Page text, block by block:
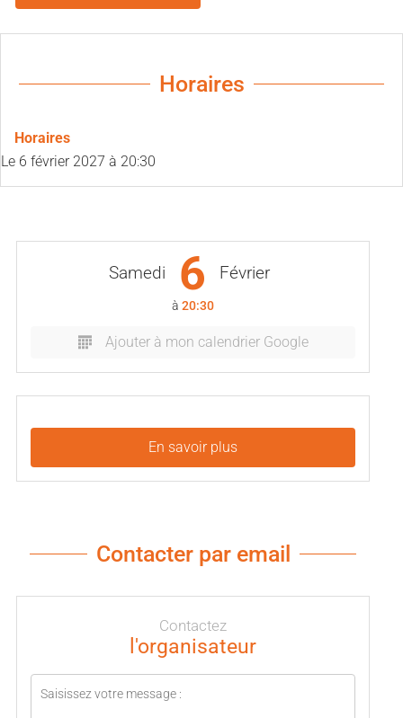
Horaires
Horaires
Le 6 février 2027 à 20:30
Samedi 6 Février
à 20:30
Ajouter à mon calendrier Google
En savoir plus
Contacter par email
Contactez
l'organisateur